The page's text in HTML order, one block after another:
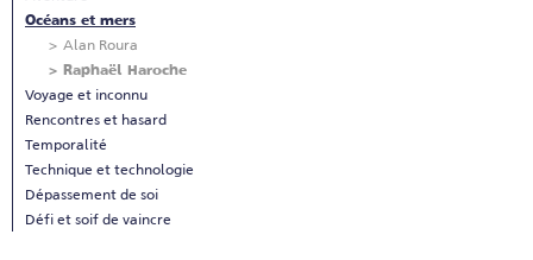
Océans et mers
Alan Roura
Raphaël Haroche
Voyage et inconnu
Rencontres et hasard
Temporalité
Technique et technologie
Dépassement de soi
Défi et soif de vaincre